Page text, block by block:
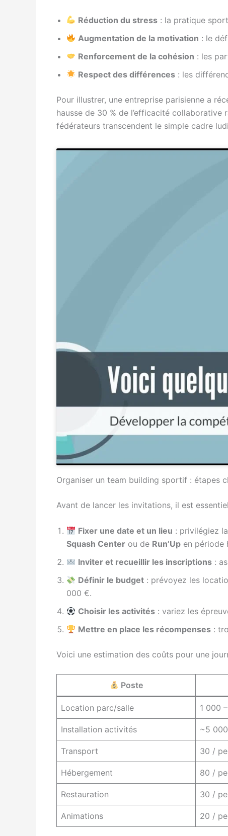
Réduction du stress : la pratique
Augmentation de la motivation : le
Renforcement de la cohésion : les
Respect des différences : les
Pour illustrer, une entreprise parisienne a
hausse de 30 % de l’efficacité
fédérateurs transcendent le simple cadre
Organiser un team building sportif : étapes
Avant de lancer les invitations, il est
Fixer une date et un lieu : privilégiez
Squash Center ou de Run’Up en période
Inviter et recueillir les inscriptions :
Définir le budget : prévoyez les
000 €.
Choisir les activités : variez les
Mettre en place les récompenses :
Voici une estimation des coûts pour une
Poste
Location parc/salle 1 000
Installation activités ~5 000
Transport 30 /
Hébergement 80 /
Restauration 30 /
Animations 20 /